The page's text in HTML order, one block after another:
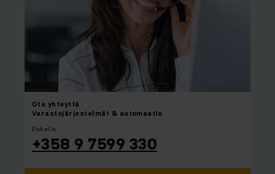
Ota yhteyttä
Varastojärjestelmät & automaatio
Puhelin
+358 9 7599 330